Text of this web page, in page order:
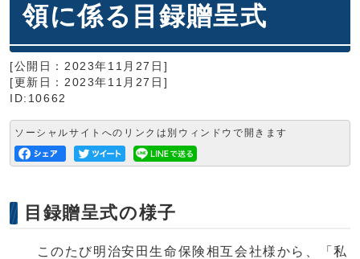
領に係る目録贈呈式
[公開日：2023年11月27日]
[更新日：2023年11月27日]
ID:10662
ソーシャルサイトへのリンクは別ウィンドウで開きます
目録贈呈式の様子
このたび明治安田生命保険相互会社様から、「私